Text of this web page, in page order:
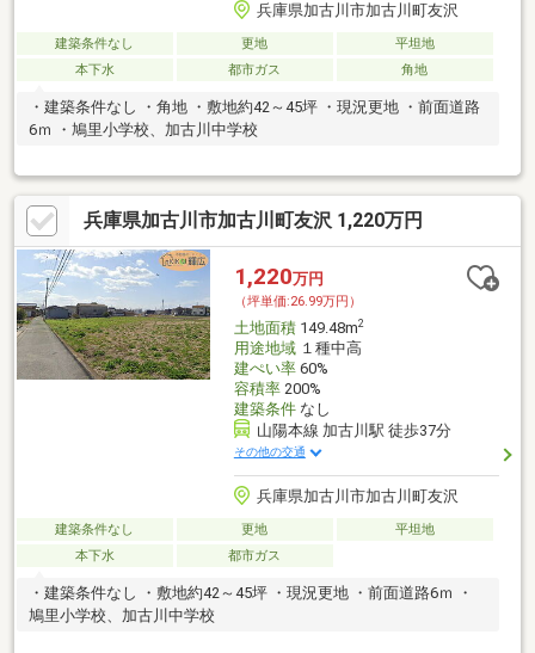
兵庫県加古川市加古川町友沢
建築条件なし 更地
平坦地
本下水
都市ガス 角地
・建築条件なし ・角地 ・敷地約42～45坪 ・現況更地 ・前面道路
6ｍ ・鳩里小学校、加古川中学校
兵庫県加古川市加古川町友沢 1,220万円
1,220万円
（坪単価:26.99万円）
土地面積149.48m2
用途地域１種中高
建ぺい率60%
容積率200%
建築条件なし
山陽本線 加古川駅 徒歩37分
その他の交通
兵庫県加古川市加古川町友沢
建築条件なし 更地
平坦地
本下水
都市ガス
・建築条件なし ・敷地約42～45坪 ・現況更地 ・前面道路6ｍ ・
鳩里小学校、加古川中学校